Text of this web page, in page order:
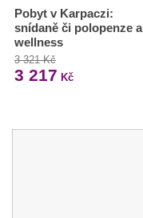
Pobyt v Karpaczi:
snídaně či polopenze a
wellness
3 321 Kč
3 217 Kč